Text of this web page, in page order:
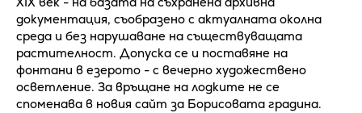
документация, съобразено с актуалната околна
среда и без нарушаване на съществуващата
растителност. Допуска се и поставяне на
фонтани в езерото - с вечерно художествено
осветление. За връщане на лодките не се
споменава в новия сайт за Борисовата градина.